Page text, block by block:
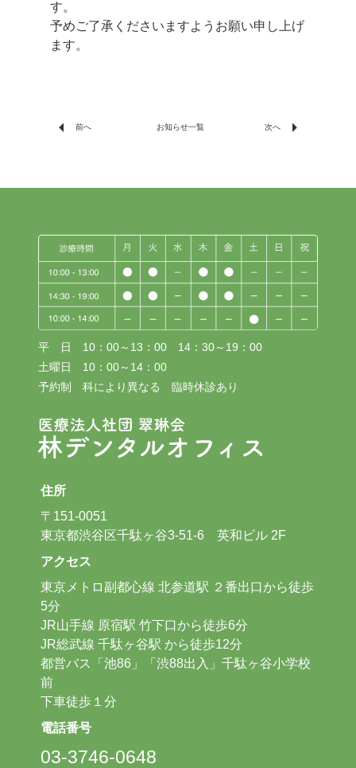
す。
予めご了承くださいますようお願い申し上げ
ます。
arrow_left 前へ お知らせ一覧 次へ arrow_right
平 日 10：00～13：00 14：30～19：00
土曜日 10：00～14：00
予約制 科により異なる 臨時休診あり
住所
〒151-0051
東京都渋谷区千駄ヶ谷3-51-6 英和ビル 2F
アクセス
東京メトロ副都心線 北参道駅 ２番出口から徒歩
5分
JR山手線 原宿駅 竹下口から徒歩6分
JR総武線 千駄ヶ谷駅 から徒歩12分
都営バス「池86」「渋88出入」千駄ヶ谷小学校
前
下車徒歩１分
電話番号
03-3746-0648